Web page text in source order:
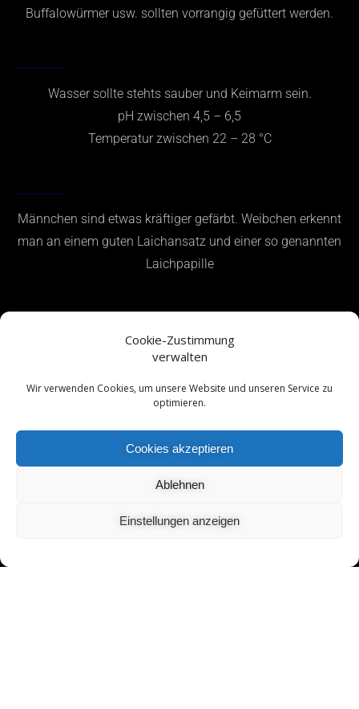
Cookie-Zustimmung
verwalten
Wir verwenden Cookies, um unsere Website und unseren Service zu
optimieren.
Cookies akzeptieren
Ablehnen
Einstellungen anzeigen
Buffalowürmer usw. sollten vorrangig gefüttert werden.
Wasser sollte stehts sauber und Keimarm sein.
pH zwischen 4,5 – 6,5
Temperatur zwischen 22 – 28 °C
Männchen sind etwas kräftiger gefärbt. Weibchen erkennt
man an einem guten Laichansatz und einer so genannten
Laichpapille
–